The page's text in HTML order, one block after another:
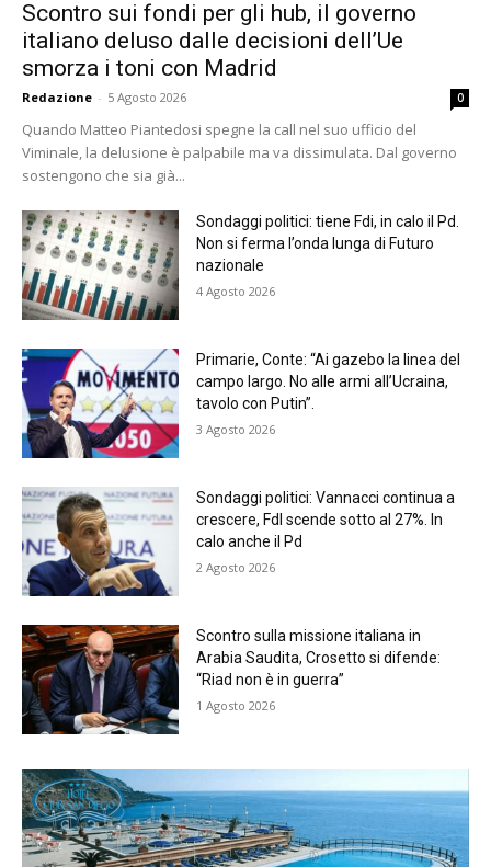
Scontro sui fondi per gli hub, il governo
italiano deluso dalle decisioni dell’Ue
smorza i toni con Madrid
Redazione - 5 Agosto 2026 0
Quando Matteo Piantedosi spegne la call nel suo ufficio del
Viminale, la delusione è palpabile ma va dissimulata. Dal governo
sostengono che sia già...
Sondaggi politici: tiene Fdi, in calo il Pd.
Non si ferma l’onda lunga di Futuro
nazionale
4 Agosto 2026
Primarie, Conte: “Ai gazebo la linea del
campo largo. No alle armi all’Ucraina,
tavolo con Putin”.
3 Agosto 2026
Sondaggi politici: Vannacci continua a
crescere, FdI scende sotto al 27%. In
calo anche il Pd
2 Agosto 2026
Scontro sulla missione italiana in
Arabia Saudita, Crosetto si difende:
“Riad non è in guerra”
1 Agosto 2026